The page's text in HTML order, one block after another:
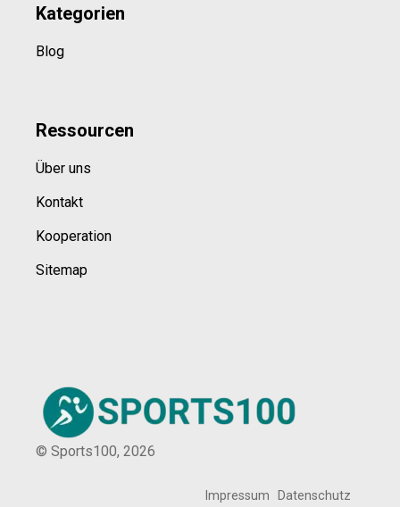
Kategorien
Blog
Ressourcen
Über uns
Kontakt
Kooperation
Sitemap
© Sports100, 2026
Impressum Datenschutz